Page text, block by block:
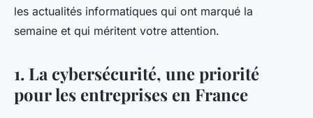
les actualités informatiques qui ont marqué la
semaine et qui méritent votre attention.
1. La cybersécurité, une priorité
pour les entreprises en France